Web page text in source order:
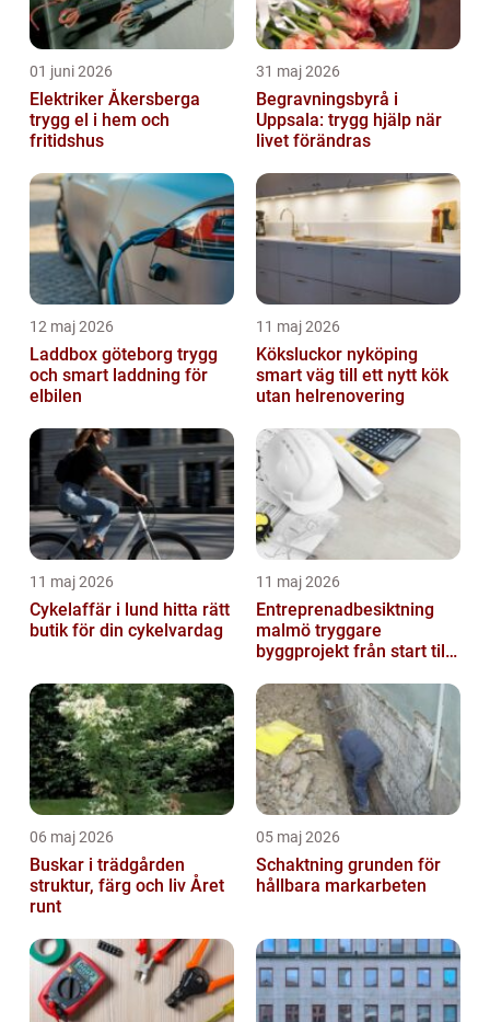
01 juni 2026
Elektriker Åkersberga
trygg el i hem och
fritidshus
31 maj 2026
Begravningsbyrå i
Uppsala: trygg hjälp när
livet förändras
12 maj 2026
Laddbox göteborg trygg
och smart laddning för
elbilen
11 maj 2026
Köksluckor nyköping
smart väg till ett nytt kök
utan helrenovering
11 maj 2026
Cykelaffär i lund hitta rätt
butik för din cykelvardag
11 maj 2026
Entreprenadbesiktning
malmö tryggare
byggprojekt från start till
06 maj 2026
Buskar i trädgården
struktur, färg och liv Året
runt
05 maj 2026
Schaktning grunden för
hållbara markarbeten